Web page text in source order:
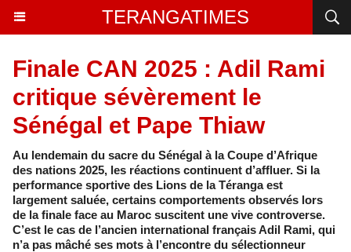
TERANGATIMES
Finale CAN 2025 : Adil Rami
critique sévèrement le
Sénégal et Pape Thiaw
Au lendemain du sacre du Sénégal à la Coupe d’Afrique
des nations 2025, les réactions continuent d’affluer. Si la
performance sportive des Lions de la Téranga est
largement saluée, certains comportements observés lors
de la finale face au Maroc suscitent une vive controverse.
C’est le cas de l’ancien international français Adil Rami, qui
n’a pas mâché ses mots à l’encontre du sélectionneur